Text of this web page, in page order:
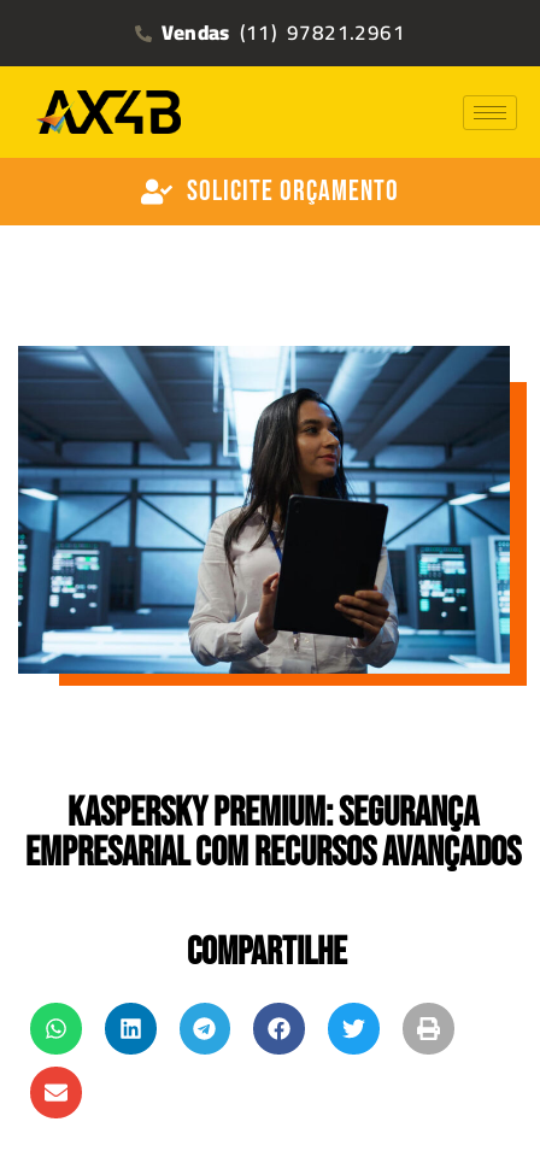
Vendas (11) 97821.2961
Solicite Orçamento
Kaspersky Premium: Segurança
empresarial com recursos avançados
COMPARTILHE